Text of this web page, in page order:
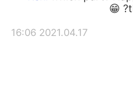
2021.04.17 16:06